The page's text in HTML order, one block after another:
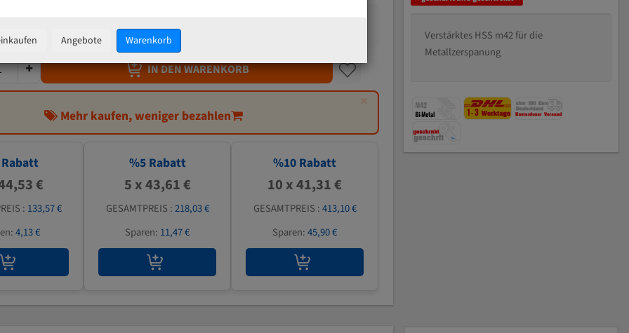
45,90 €
zzgl.Versandkosten
IN DEN WARENKORB
×
Mehr kaufen, weniger bezahlen
€
: 133,57 €
4,13 €
%5Rabatt
5 x 43,61 €
GESAMTPREIS :218,03 €
Sparen: 11,47 €
%10 Rabatt
10 x 41,31 €
GESAMTPREIS :413,10 €
Sparen:45,90 €
Verstärktes HSS m42 für die
Metallzerspanung
Angebote Warenkorb